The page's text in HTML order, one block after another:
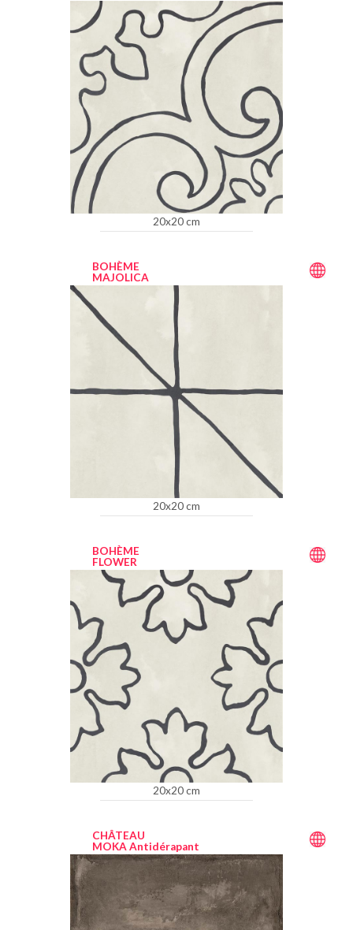
20x20 cm
BOHÈME
MAJOLICA
20x20 cm
BOHÈME
FLOWER
20x20 cm
CHÂTEAU
MOKA Antidérapant